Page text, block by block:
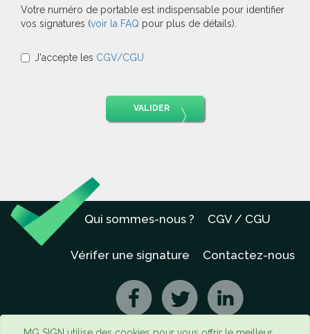
Votre numéro de portable est indispensable pour identifier
vos signatures (voir la FAQ pour plus de détails).
J'accepte les CGV/CGU
VALIDER
Qui sommes-nous ? CGV / CGU
Vérifer une signature Contactez-nous